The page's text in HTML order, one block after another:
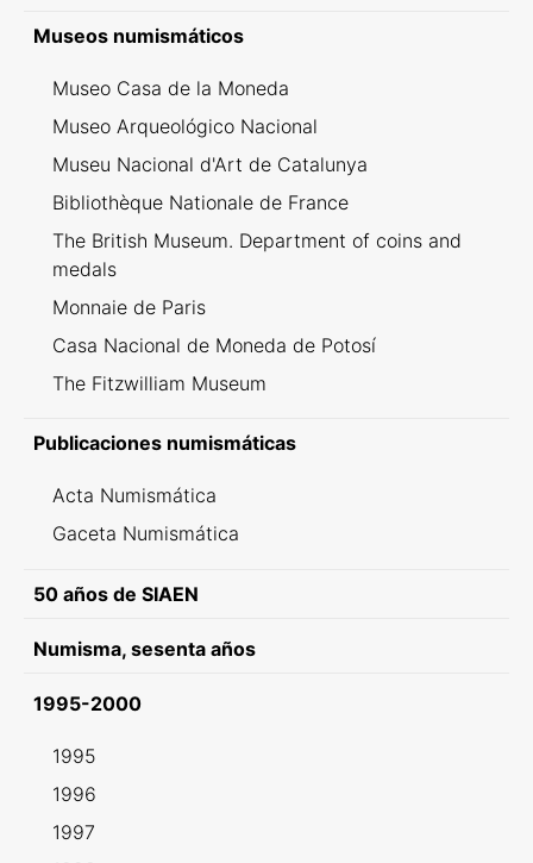
Museos numismáticos
Museo Casa de la Moneda
Museo Arqueológico Nacional
Museu Nacional d'Art de Catalunya
Bibliothèque Nationale de France
The British Museum. Department of coins and
medals
Monnaie de Paris
Casa Nacional de Moneda de Potosí
The Fitzwilliam Museum
Publicaciones numismáticas
Acta Numismática
Gaceta Numismática
50 años de SIAEN
Numisma, sesenta años
1995-2000
1995
1996
1997